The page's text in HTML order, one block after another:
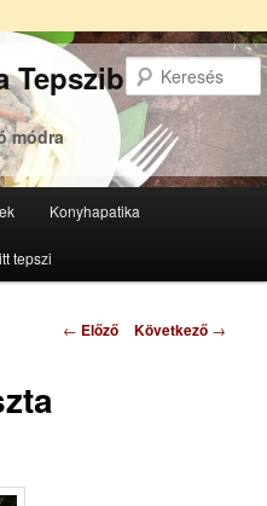
Tepsziből
módra
Konyhapatika
tepszi
Bejegyzés
← Előző Következő →